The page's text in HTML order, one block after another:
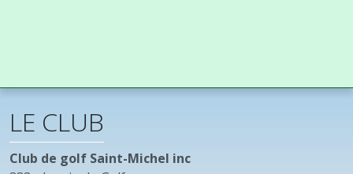
LE CLUB
Club de golf Saint-Michel inc